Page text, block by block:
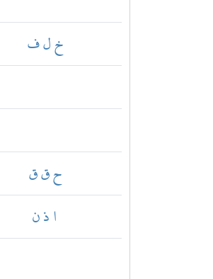
خ ل ف
ح ق ق
ا ذ ن